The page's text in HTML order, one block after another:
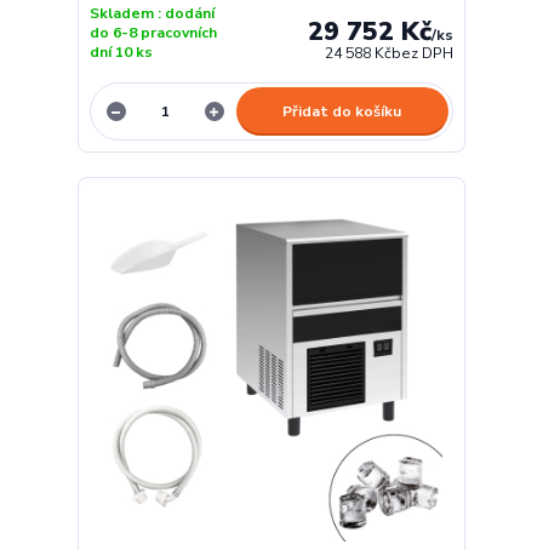
29 752 Kč/ks
24 588 Kčbez DPH
Skladem : dodání
do 6-8 pracovních
dní 10 ks
Přidat do košíku